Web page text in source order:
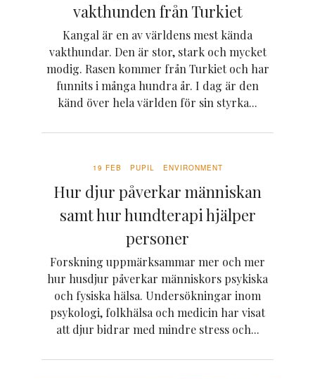
vakthunden från Turkiet
Kangal är en av världens mest kända
vakthundar. Den är stor, stark och mycket
modig. Rasen kommer från Turkiet och har
funnits i många hundra år. I dag är den
känd över hela världen för sin styrka...
19 FEB PUPIL ENVIRONMENT
Hur djur påverkar människan
samt hur hundterapi hjälper
personer
Forskning uppmärksammar mer och mer
hur husdjur påverkar människors psykiska
och fysiska hälsa. Undersökningar inom
psykologi, folkhälsa och medicin har visat
att djur bidrar med mindre stress och...